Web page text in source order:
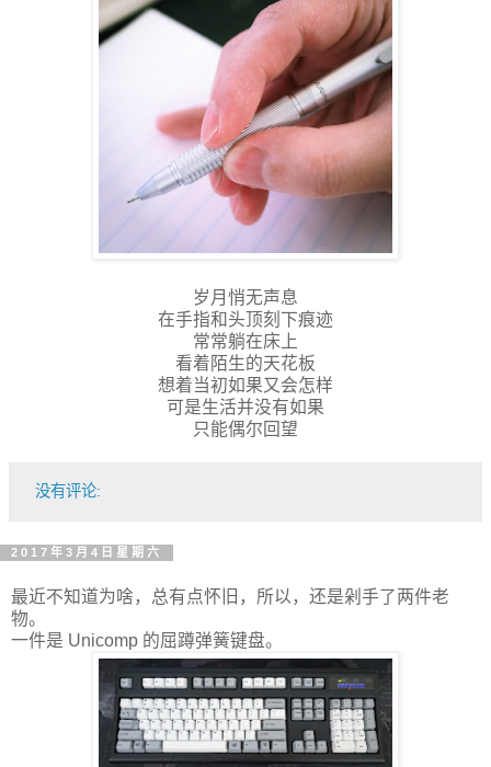
岁月悄无声息
在手指和头顶刻下痕迹
常常躺在床上
看着陌生的天花板
想着当初如果又会怎样
可是生活并没有如果
只能偶尔回望
没有评论:
2017年3月4日星期六
最近不知道为啥，总有点怀旧，所以，还是剁手了两件老
物。
一件是 Unicomp 的屈蹲弹簧键盘。